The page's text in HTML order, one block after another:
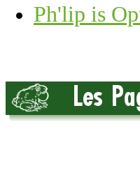
Ph'lip is